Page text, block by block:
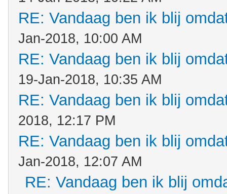
RE: Vandaag ben ik blij
Jan-2018, 10:00 AM
RE: Vandaag ben ik blij
19-Jan-2018, 10:35 AM
RE: Vandaag ben ik blij
2018, 12:17 PM
RE: Vandaag ben ik blij
Jan-2018, 12:07 AM
RE: Vandaag ben ik blij